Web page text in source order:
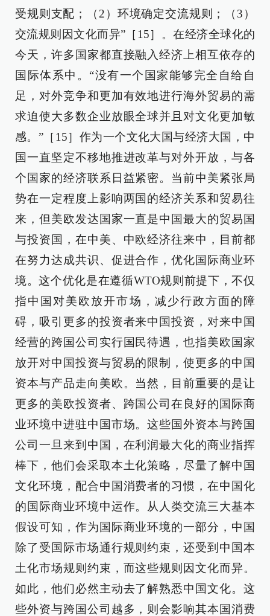
受规则支配；（2）环境确定交流规则；（3）
交流规则因文化而异”［15］。在经济全球化的
今天，许多国家都直接融入经济上相互依存的
国际体系中。“没有一个国家能够完全自给自
足，对外竞争和更加有效地进行海外贸易的需
求迫使大多数企业放眼全球并且对文化更加敏
感。”［15］作为一个文化大国与经济大国，中
国一直坚定不移地推进改革与对外开放，与各
个国家的经济联系日益紧密。当前中美紧张局
势在一定程度上影响两国的经济关系和贸易往
来，但美欧发达国家一直是中国最大的贸易国
与投资国，在中美、中欧经济往来中，目前都
在努力达成共识、促进合作，优化国际商业环
境。这个优化是在遵循WTO规则前提下，不仅
指中国对美欧放开市场，减少行政方面的障
碍，吸引更多的投资者来中国投资，对来中国
经营的跨国公司实行国民待遇，也指美欧国家
放开对中国投资与贸易的限制，使更多的中国
资本与产品走向美欧。当然，目前重要的是让
更多的美欧投资者、跨国公司在良好的国际商
业环境中进驻中国市场。这些国外资本与跨国
公司一旦来到中国，在利润最大化的商业指挥
棒下，他们会采取本土化策略，尽量了解中国
文化环境，配合中国消费者的习惯，在中国化
的国际商业环境中运作。从人类交流三大基本
假设可知，作为国际商业环境的一部分，中国
除了受国际市场通行规则约束，还受到中国本
土化市场规则约束，而这些规则因文化而异。
如此，他们必然主动去了解熟悉中国文化。这
些外资与跨国公司越多，则会影响其本国消费